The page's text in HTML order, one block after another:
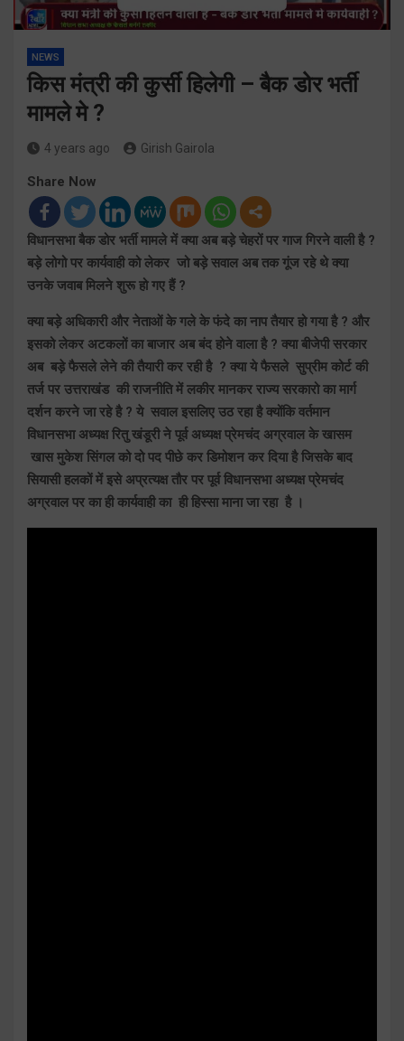
NEWS
किस मंत्री की कुर्सी हिलेगी – बैक डोर भर्ती
मामले मे ?
4 years ago Girish Gairola
Share Now
विधानसभा बैक डोर भर्ती मामले में क्या अब बड़े चेहरों पर गाज गिरने वाली है ?
बड़े लोगो पर कार्यवाही को लेकर जो बड़े सवाल अब तक गूंज रहे थे क्या
उनके जवाब मिलने शुरू हो गए हैं ?
क्या बड़े अधिकारी और नेताओं के गले के फंदे का नाप तैयार हो गया है ? और
इसको लेकर अटकलों का बाजार अब बंद होने वाला है ? क्या बीजेपी सरकार
अब बड़े फैसले लेने की तैयारी कर रही है ? क्या ये फैसले सुप्रीम कोर्ट की
तर्ज पर उत्तराखंड की राजनीति में लकीर मानकर राज्य सरकारो का मार्ग
दर्शन करने जा रहे है ? ये सवाल इसलिए उठ रहा है क्योंकि वर्तमान
विधानसभा अध्यक्ष रितु खंडूरी ने पूर्व अध्यक्ष प्रेमचंद अग्रवाल के खासम
खास मुकेश सिंगल को दो पद पीछे कर डिमोशन कर दिया है जिसके बाद
सियासी हलकों में इसे अप्रत्यक्ष तौर पर पूर्व विधानसभा अध्यक्ष प्रेमचंद
अग्रवाल पर का ही कार्यवाही का ही हिस्सा माना जा रहा है ।